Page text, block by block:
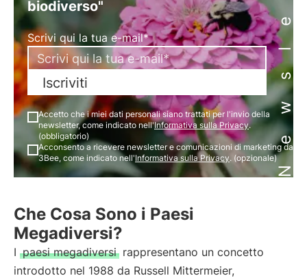
biodiverso"
Scrivi qui la tua e-mail*
Iscriviti
Accetto che i miei dati personali siano trattati per l'invio della
newsletter, come indicato nell'Informativa sulla Privacy.
(obbligatorio)
Acconsento a ricevere newsletter e comunicazioni di marketing da
3Bee, come indicato nell'Informativa sulla Privacy. (opzionale)
Che Cosa Sono i Paesi
Megadiversi?
I paesi megadiversi rappresentano un concetto
introdotto nel 1988 da Russell Mittermeier,